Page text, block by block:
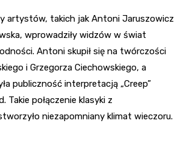
artystów, takich jak Antoni Jaruszowicz
wprowadziły widzów w świat
Antoni skupił się na twórczości
i Grzegorza Ciechowskiego, a
publiczność interpretacją „Creep”
Takie połączenie klasyki z
niezapomniany klimat wieczoru.